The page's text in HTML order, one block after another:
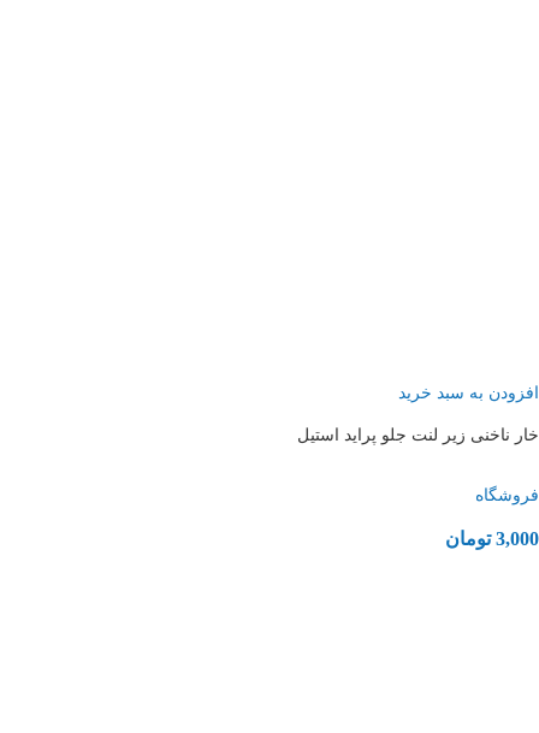
افزودن به سبد خرید
خار ناخنی زیر لنت جلو پراید استیل
فروشگاه
3,000 تومان